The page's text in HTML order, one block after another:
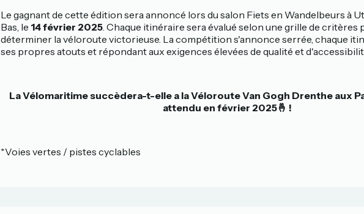
Le gagnant de cette édition sera annoncé lors du salon Fiets en Wandelbeurs à
Bas, le 14 février 2025. Chaque itinéraire sera évalué selon une grille de critères
déterminer la véloroute victorieuse. La compétition s'annonce serrée, chaque
ses propres atouts et répondant aux exigences élevées de qualité et
La Vélomaritime succèdera-t-elle a la Véloroute Van Gogh Drenthe aux
attendu en février 2025🤞 !
*Voies vertes / pistes cyclables